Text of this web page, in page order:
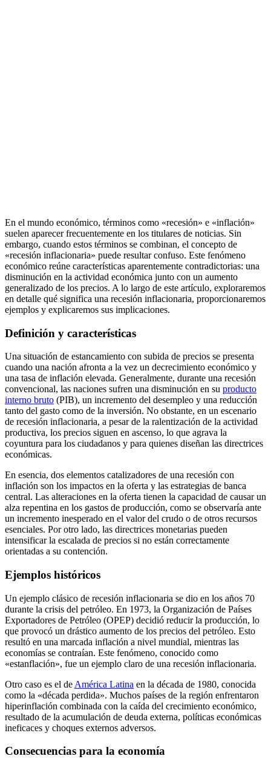
En el mundo económico, términos como «recesión» e «inflación»
suelen aparecer frecuentemente en los titulares de noticias. Sin
embargo, cuando estos términos se combinan, el concepto de
«recesión inflacionaria» puede resultar confuso. Este fenómeno
económico reúne características aparentemente contradictorias: una
disminución en la actividad económica junto con un aumento
generalizado de los precios. A lo largo de este artículo, exploraremos
en detalle qué significa una recesión inflacionaria, proporcionaremos
ejemplos y explicaremos sus implicaciones.
Definición y características
Una situación de estancamiento con subida de precios se presenta
cuando una nación afronta a la vez un decrecimiento económico y
una tasa de inflación elevada. Generalmente, durante una recesión
convencional, las naciones sufren una disminución en su producto
interno bruto (PIB), un incremento del desempleo y una reducción
tanto del gasto como de la inversión. No obstante, en un escenario
de recesión inflacionaria, a pesar de la ralentización de la actividad
productiva, los precios siguen en ascenso, lo que agrava la
coyuntura para los ciudadanos y para quienes diseñan las directrices
económicas.
En esencia, dos elementos catalizadores de una recesión con
inflación son los impactos en la oferta y las estrategias de banca
central. Las alteraciones en la oferta tienen la capacidad de causar un
alza repentina en los gastos de producción, como se observaría ante
un incremento inesperado en el valor del crudo o de otros recursos
esenciales. Por otro lado, las directrices monetarias pueden
intensificar la escalada de precios si no están correctamente
orientadas a su contención.
Ejemplos históricos
Un ejemplo clásico de recesión inflacionaria se dio en los años 70
durante la crisis del petróleo. En 1973, la Organización de Países
Exportadores de Petróleo (OPEP) decidió reducir la producción, lo
que provocó un drástico aumento de los precios del petróleo. Esto
resultó en una marcada inflación a nivel mundial, mientras las
economías se contraían. Este fenómeno, conocido como
«estanflación», fue un ejemplo claro de una recesión inflacionaria.
Otro caso es el de América Latina en la década de 1980, conocida
como la «década perdida». Muchos países de la región enfrentaron
hiperinflación combinada con la caída del crecimiento económico,
resultado de la acumulación de deuda externa, políticas económicas
ineficaces y choques externos adversos.
Consecuencias para la economía